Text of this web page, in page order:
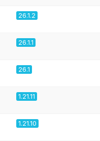
26.1.2
26.1.1
26.1
1.21.11
1.21.10